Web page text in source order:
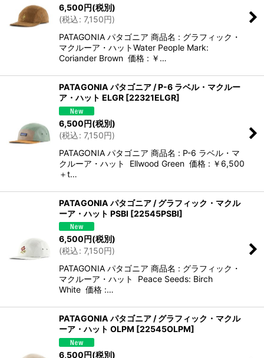
6,500円(税別)
(税込: 7,150円)
PATAGONIA パタゴニア 商品名 : グラフィック・
マクルーア・ハットWater People Mark:
Coriander Brown 価格 : ￥…
PATAGONIA パタゴニア / P-6 ラベル・マクルー
ア・ハット ELGR [22321ELGR]
6,500円(税別)
(税込: 7,150円)
PATAGONIA パタゴニア 商品名 : P-6 ラベル・マ
クルーア・ハット Ellwood Green 価格 : ￥6,500
＋t…
PATAGONIA パタゴニア / グラフィック・マクル
ーア・ハット PSBI [22545PSBI]
6,500円(税別)
(税込: 7,150円)
PATAGONIA パタゴニア 商品名 : グラフィック・
マクルーア・ハット Peace Seeds: Birch
White 価格 :…
PATAGONIA パタゴニア / グラフィック・マクル
ーア・ハット OLPM [22545OLPM]
6,500円(税別)